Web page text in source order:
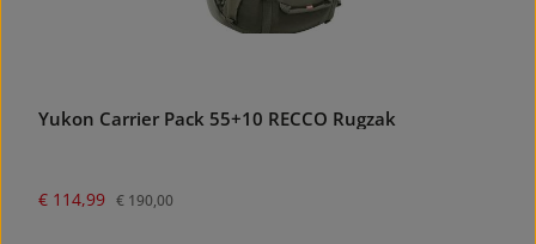
Yukon Carrier Pack 55+10 RECCO Rugzak
Verkoopprijs:
€ 114,99 Normale prijs:
€ 190,00